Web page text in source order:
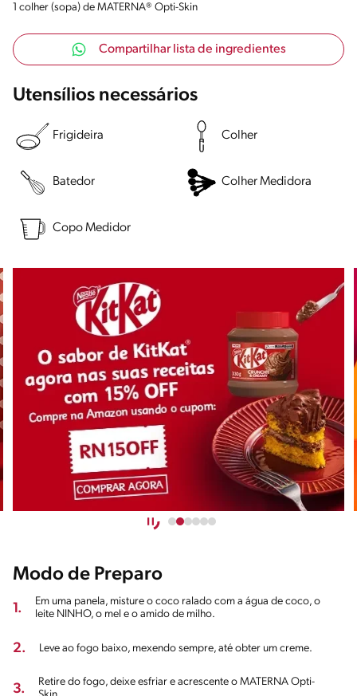
1 colher (sopa) de MATERNA® Opti-Skin
Compartilhar lista de ingredientes
Utensílios necessários
Frigideira Colher
Batedor Colher Medidora
Copo Medidor
Modo de Preparo
1.
Em uma panela, misture o coco ralado com a água de coco, o
leite NINHO, o mel e o amido de milho.
2. Leve ao fogo baixo, mexendo sempre, até obter um creme.
3.
Retire do fogo, deixe esfriar e acrescente o MATERNA Opti-